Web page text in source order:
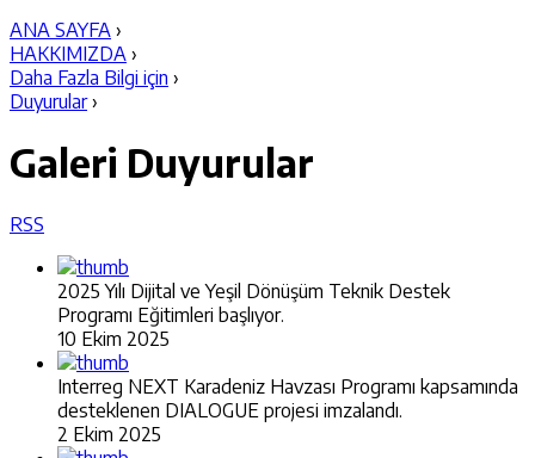
ANA SAYFA ›
HAKKIMIZDA ›
Daha Fazla Bilgi için ›
Duyurular ›
Galeri Duyurular
RSS
2025 Yılı Dijital ve Yeşil Dönüşüm Teknik Destek
Programı Eğitimleri başlıyor.
10 Ekim 2025
Interreg NEXT Karadeniz Havzası Programı kapsamında
desteklenen DIALOGUE projesi imzalandı.
2 Ekim 2025